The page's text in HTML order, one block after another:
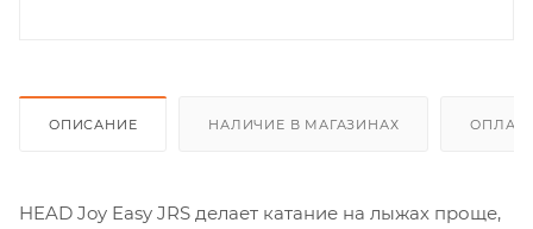
ОПИСАНИЕ НАЛИЧИЕ В МАГАЗИНАХ
HEAD Joy Easy JRS делает катание на лыжах проще,